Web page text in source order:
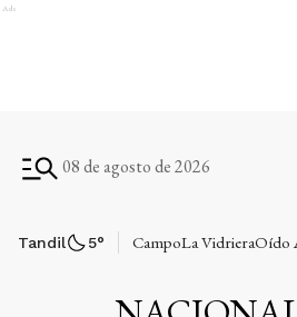
Ads
08 de agosto de 2026
Tandil 5° CampoLa VidrieraOído